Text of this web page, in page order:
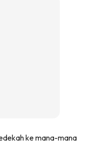
ke mana-mana